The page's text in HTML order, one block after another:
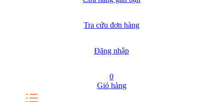
Tra cứu đơn hàng
Đăng nhập
0
Giỏ hàng